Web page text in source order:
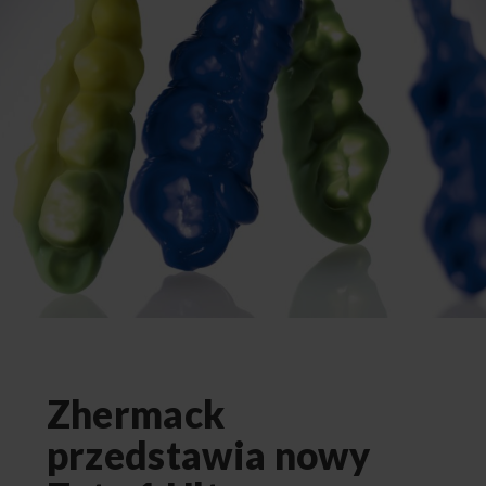
Zhermack
przedstawia nowy